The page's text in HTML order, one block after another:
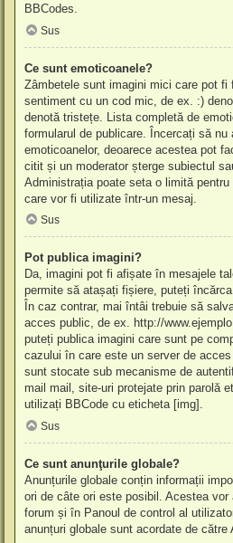
BBCodes.
Sus
Ce sunt emoticoanele?
Zâmbetele sunt imagini mici care pot fi
sentiment cu un cod mic, de ex. :)
denotă tristețe. Lista completă de
formularul de publicare. Încercați să nu
emoticoanelor, deoarece acestea pot
citit și un moderator șterge subiectul
Administrația poate seta o limită
care vor fi utilizate într-un mesaj.
Sus
Pot publica imagini?
Da, imagini pot fi afișate în mesajele
permite să atașați fișiere, puteți
În caz contrar, mai întâi trebuie să
acces public, de ex. http://
puteți publica imagini care sunt pe
cazului în care este un server de
sunt stocate sub mecanisme de
mail mail, site-uri protejate prin parolă
utilizați BBCode cu eticheta [img].
Sus
Ce sunt anunţurile globale?
Anunțurile globale conțin informații
ori de câte ori este posibil. Acestea vor
forum și în Panoul de control al
anunțuri globale sunt acordate de către